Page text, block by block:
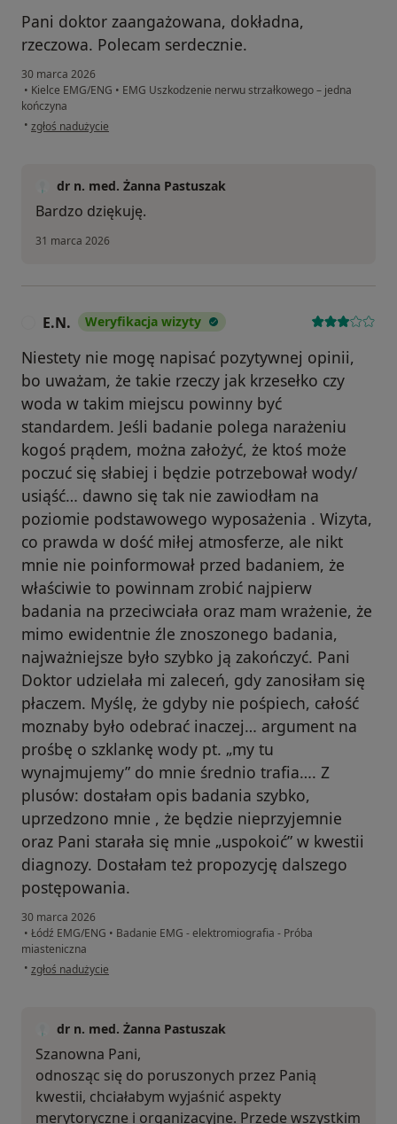
Pani doktor zaangażowana, dokładna,
rzeczowa. Polecam serdecznie.
30 marca 2026
• Kielce EMG/ENG • EMG Uszkodzenie nerwu strzałkowego – jedna
kończyna
• w opinii użytkownika Michał
zgłoś nadużycie
dr n. med. Żanna Pastuszak
Bardzo dziękuję.
31 marca 2026
E.N. Weryfikacja wizyty
Niestety nie mogę napisać pozytywnej opinii,
bo uważam, że takie rzeczy jak krzesełko czy
woda w takim miejscu powinny być
standardem. Jeśli badanie polega narażeniu
kogoś prądem, można założyć, że ktoś może
poczuć się słabiej i będzie potrzebował wody/
usiąść… dawno się tak nie zawiodłam na
poziomie podstawowego wyposażenia . Wizyta,
co prawda w dość miłej atmosferze, ale nikt
mnie nie poinformował przed badaniem, że
właściwie to powinnam zrobić najpierw
badania na przeciwciała oraz mam wrażenie, że
mimo ewidentnie źle znoszonego badania,
najważniejsze było szybko ją zakończyć. Pani
Doktor udzielała mi zaleceń, gdy zanosiłam się
płaczem. Myślę, że gdyby nie pośpiech, całość
moznaby było odebrać inaczej… argument na
prośbę o szklankę wody pt. „my tu
wynajmujemy” do mnie średnio trafia…. Z
plusów: dostałam opis badania szybko,
uprzedzono mnie , że będzie nieprzyjemnie
oraz Pani starała się mnie „uspokoić” w kwestii
diagnozy. Dostałam też propozycję dalszego
postępowania.
30 marca 2026
• Łódź EMG/ENG • Badanie EMG - elektromiografia - Próba
miasteniczna
• w opinii użytkownika E.N.
zgłoś nadużycie
dr n. med. Żanna Pastuszak
Szanowna Pani,
odnosząc się do poruszonych przez Panią
kwestii, chciałabym wyjaśnić aspekty
merytoryczne i organizacyjne. Przede wszystkim